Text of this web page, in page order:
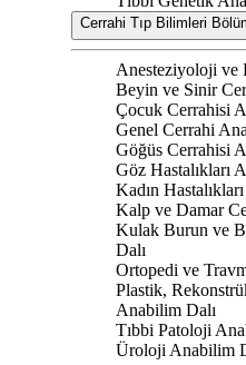
Cerrahi Tıp Bilimleri
Anesteziyoloji ve
Beyin ve Sinir
Çocuk Cerrahisi
Genel Cerrahi
Göğüs Cerrahisi
Göz Hastalıkları
Kadın
Kalp ve Damar
Kulak Burun ve
Dalı
Ortopedi ve
Plastik,
Anabilim Dalı
Tıbbi Patoloji
Üroloji Anabilim